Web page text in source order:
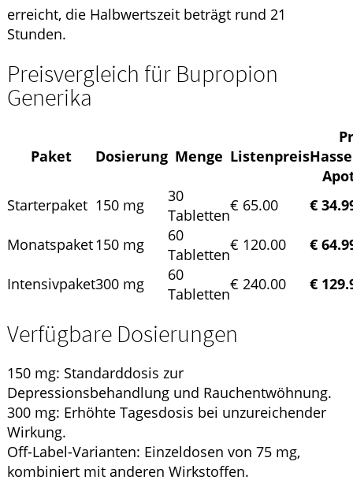
erreicht, die Halbwertszeit beträgt rund 21
Stunden.
Preisvergleich für Bupropion
Generika
Paket Dosierung Menge Listenpreis
Starterpaket 150 mg
30
Tabletten
€ 65.00 €
Monatspaket 150 mg
60
Tabletten
€ 120.00 €
Intensivpaket300 mg
60
Tabletten
€ 240.00 €
Verfügbare Dosierungen
150 mg: Standarddosis zur
Depressionsbehandlung und Rauchentwöhnung.
300 mg: Erhöhte Tagesdosis bei unzureichender
Wirkung.
Off-Label-Varianten: Einzeldosen von 75 mg,
kombiniert mit anderen Wirkstoffen.